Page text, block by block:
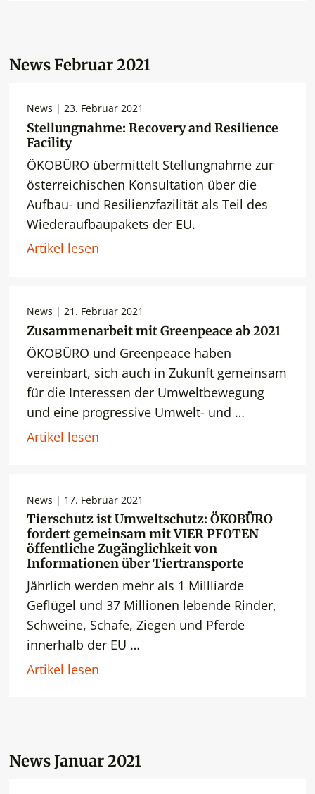
News Februar 2021
News | 23. Februar 2021
Stellungnahme: Recovery and Resilience
Facility
ÖKOBÜRO übermittelt Stellungnahme zur
österreichischen Konsultation über die
Aufbau- und Resilienzfazilität als Teil des
Wiederaufbaupakets der EU.
Artikel lesen
News | 21. Februar 2021
Zusammenarbeit mit Greenpeace ab 2021
ÖKOBÜRO und Greenpeace haben
vereinbart, sich auch in Zukunft gemeinsam
für die Interessen der Umweltbewegung
und eine progressive Umwelt- und …
Artikel lesen
News | 17. Februar 2021
Tierschutz ist Umweltschutz: ÖKOBÜRO
fordert gemeinsam mit VIER PFOTEN
öffentliche Zugänglichkeit von
Informationen über Tiertransporte
Jährlich werden mehr als 1 Millliarde
Geflügel und 37 Millionen lebende Rinder,
Schweine, Schafe, Ziegen und Pferde
innerhalb der EU …
Artikel lesen
News Januar 2021